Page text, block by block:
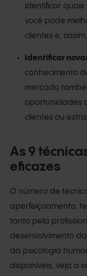
identificar
você pode
clientes e,
Identificar
conhecimento
mercado
oportunidades
clientes ou
As 9
eficazes
O número de
aperfeiçoamento,
tanto pela
desenvolvimento
da psicologia
disponíveis, veja a